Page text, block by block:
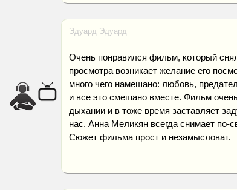
Эдуард Эдуард
Очень понравился фильм, который
просмотра возникает желание его
много чего намешано: любовь,
и все это смешано вместе. Фильм
дыхании и в тоже время заставляет
нас. Анна Меликян всегда снимает по-
Сюжет фильма прост и незамысловат.